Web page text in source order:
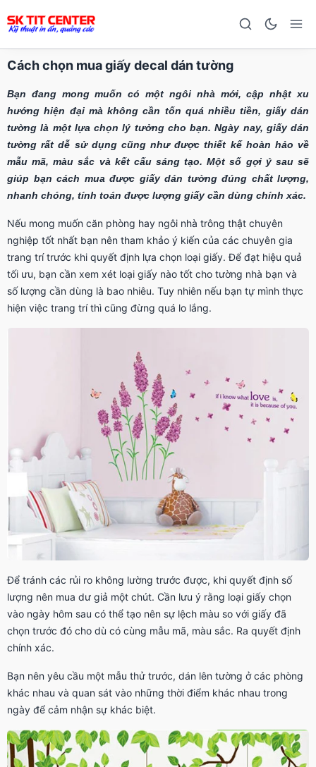
Cách chọn mua giấy decal dán tường
Bạn đang mong muốn có một ngôi nhà mới, cập nhật xu
hướng hiện đại mà không cần tốn quá nhiều tiền, giấy dán
tường là một lựa chọn lý tưởng cho bạn. Ngày nay, giấy dán
tường rất dễ sử dụng cũng như được thiết kế hoàn hảo về
mẫu mã, màu sắc và kết cấu sáng tạo. Một số gợi ý sau sẽ
giúp bạn cách mua được giấy dán tường đúng chất lượng,
nhanh chóng, tính toán được lượng giấy cần dùng chính xác.
Nếu mong muốn căn phòng hay ngôi nhà trông thật chuyên
nghiệp tốt nhất bạn nên tham khảo ý kiến của các chuyên gia
trang trí trước khi quyết định lựa chọn loại giấy. Để đạt hiệu quả
tối ưu, bạn cần xem xét loại giấy nào tốt cho tường nhà bạn và
số lượng cần dùng là bao nhiêu. Tuy nhiên nếu bạn tự mình thực
hiện việc trang trí thì cũng đừng quá lo lắng.
Để tránh các rủi ro không lường trước được, khi quyết định số
lượng nên mua dư giả một chút. Cần lưu ý rằng loại giấy chọn
vào ngày hôm sau có thể tạo nên sự lệch màu so với giấy đã
chọn trước đó cho dù có cùng mẫu mã, màu sắc. Ra quyết định
chính xác.
Bạn nên yêu cầu một mẫu thử trước, dán lên tường ở các phòng
khác nhau và quan sát vào những thời điểm khác nhau trong
ngày để cảm nhận sự khác biệt.